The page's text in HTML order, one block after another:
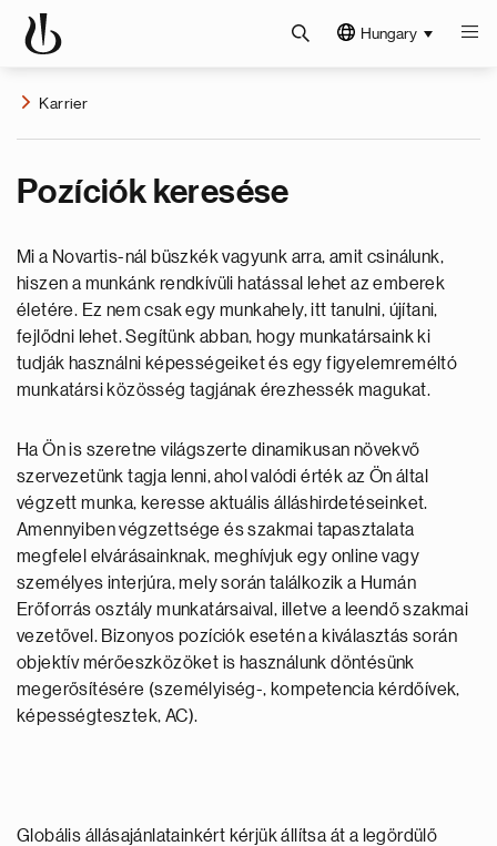
Hungary
Karrier
Pozíciók keresése
Mi a Novartis-nál büszkék vagyunk arra, amit csinálunk,
hiszen a munkánk rendkívüli hatással lehet az emberek
életére. Ez nem csak egy munkahely, itt tanulni, újítani,
fejlődni lehet. Segítünk abban, hogy munkatársaink ki
tudják használni képességeiket és egy figyelemreméltó
munkatársi közösség tagjának érezhessék magukat.
Ha Ön is szeretne világszerte dinamikusan növekvő
szervezetünk tagja lenni, ahol valódi érték az Ön által
végzett munka, keresse aktuális álláshirdetéseinket.
Amennyiben végzettsége és szakmai tapasztalata
megfelel elvárásainknak, meghívjuk egy online vagy
személyes interjúra, mely során találkozik a Humán
Erőforrás osztály munkatársaival, illetve a leendő szakmai
vezetővel. Bizonyos pozíciók esetén a kiválasztás során
objektív mérőeszközöket is használunk döntésünk
megerősítésére (személyiség-, kompetencia kérdőívek,
képességtesztek, AC).
Globális állásajánlatainkért kérjük állítsa át a legördülő